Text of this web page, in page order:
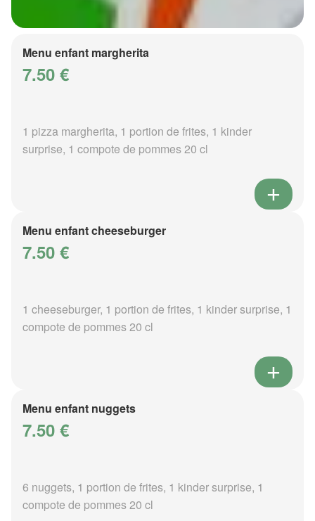
Menu enfant margherita
7.50 €
1 pizza margherita, 1 portion de frites, 1 kinder
surprise, 1 compote de pommes 20 cl
Menu enfant cheeseburger
7.50 €
1 cheeseburger, 1 portion de frites, 1 kinder surprise, 1
compote de pommes 20 cl
Menu enfant nuggets
7.50 €
6 nuggets, 1 portion de frites, 1 kinder surprise, 1
compote de pommes 20 cl